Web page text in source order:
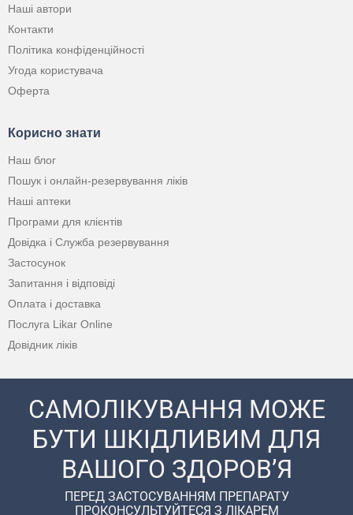
Наші автори
Контакти
Політика конфіденційності
Угода користувача
Оферта
Корисно знати
Наш блог
Пошук і онлайн-резервування ліків
Наші аптеки
Програми для клієнтів
Довідка і Служба резервування
Застосунок
Запитання і відповіді
Оплата і доставка
Послуга Likar Online
Довідник ліків
САМОЛІКУВАННЯ МОЖЕ
БУТИ ШКІДЛИВИМ ДЛЯ
ВАШОГО ЗДОРОВ’Я
ПЕРЕД ЗАСТОСУВАННЯМ ПРЕПАРАТУ
ПРОКОНСУЛЬТУЙТЕСЯ З ЛІКАРЕМ